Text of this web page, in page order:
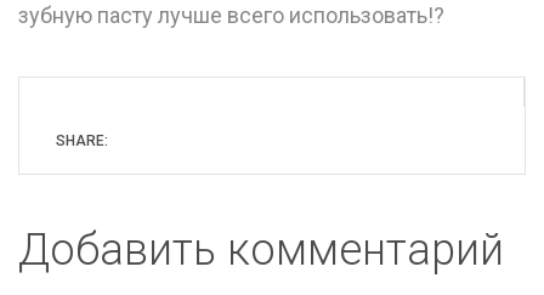
зубную пасту лучше всего использовать!?
SHARE:
Добавить комментарий